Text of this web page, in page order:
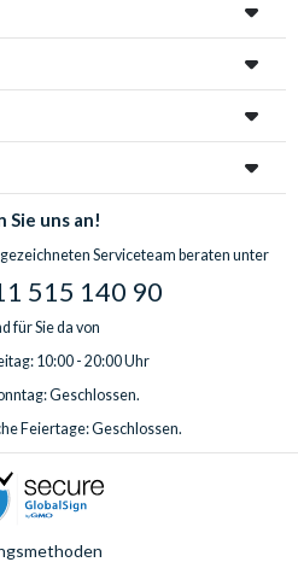
Sie uns an!
Serviceteam beraten unter
515 140 90
für Sie da von
10:00 - 20:00 Uhr
Geschlossen.
Feiertage: Geschlossen.